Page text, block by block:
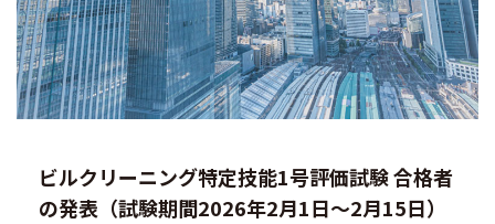
ビルクリーニング特定技能1号評価試験 合格者
の発表（試験期間2026年2月1日～2月15日）